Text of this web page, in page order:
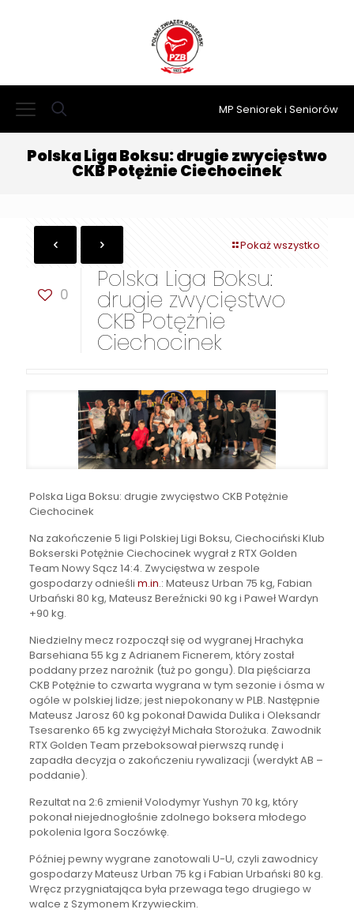
MP Seniorek i Seniorów
Polska Liga Boksu: drugie zwycięstwo
CKB Potężnie Ciechocinek
Pokaż wszystko
0
Polska Liga Boksu:
drugie zwycięstwo
CKB Potężnie
Ciechocinek
Polska Liga Boksu: drugie zwycięstwo CKB Potężnie
Ciechocinek
Na zakończenie 5 ligi Polskiej Ligi Boksu, Ciechociński Klub
Bokserski Potężnie Ciechocinek wygrał z RTX Golden
Team Nowy Sącz 14:4. Zwycięstwa w zespole
gospodarzy odnieśli m.in.: Mateusz Urban 75 kg, Fabian
Urbański 80 kg, Mateusz Bereźnicki 90 kg i Paweł Wardyn
+90 kg.
Niedzielny mecz rozpoczął się od wygranej Hrachyka
Barsehiana 55 kg z Adrianem Ficnerem, który został
poddany przez narożnik (tuż po gongu). Dla pięściarza
CKB Potężnie to czwarta wygrana w tym sezonie i ósma w
ogóle w polskiej lidze; jest niepokonany w PLB. Następnie
Mateusz Jarosz 60 kg pokonał Dawida Dulika i Oleksandr
Tsesarenko 65 kg zwyciężył Michała Storożuka. Zawodnik
RTX Golden Team przeboksował pierwszą rundę i
zapadła decyzja o zakończeniu rywalizacji (werdykt AB –
poddanie).
Rezultat na 2:6 zmienił Volodymyr Yushyn 70 kg, który
pokonał niejednogłośnie zdolnego boksera młodego
pokolenia Igora Soczówkę.
Później pewny wygrane zanotowali U-U, czyli zawodnicy
gospodarzy Mateusz Urban 75 kg i Fabian Urbański 80 kg.
Wręcz przygniatająca była przewaga tego drugiego w
walce z Szymonem Krzywieckim.